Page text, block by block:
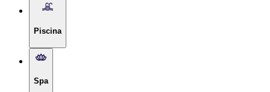
Piscina
Spa